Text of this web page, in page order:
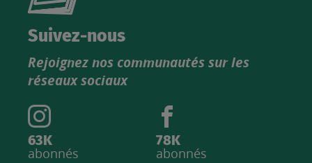
catalogue
Suivez-nous
Rejoignez nos communautés sur les
réseaux sociaux
63K
abonnés
78K
abonnés